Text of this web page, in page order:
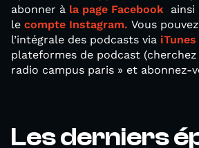
abonner à la page Facebook ainsi
le compte Instagram. Vous
l’intégrale des podcasts via iTunes
plateformes de podcast
radio campus paris » et abonnez-
Les derniers